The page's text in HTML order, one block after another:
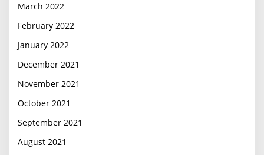
March 2022
February 2022
January 2022
December 2021
November 2021
October 2021
September 2021
August 2021